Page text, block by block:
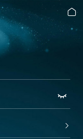


